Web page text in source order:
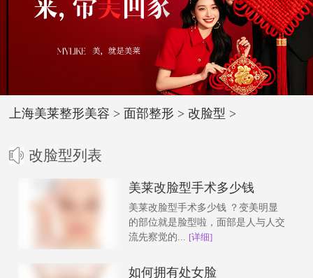
上海美莱整形美容 > 面部整形 >改脸型 >
改脸型列表
美莱改脸型手术多少钱
美莱改脸型手术多少钱 ？变美明显
的部位就是脸型啦，面部是人与人交
流先察觉的... [详细]
如何拥有处女脸